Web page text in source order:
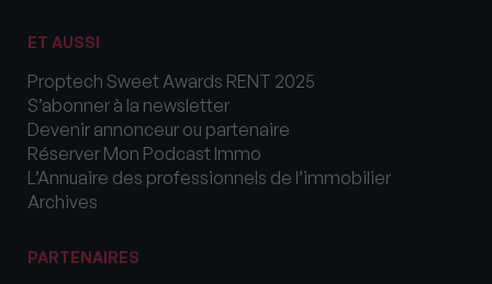
ET AUSSI
Proptech Sweet Awards RENT 2025
S’abonner à la newsletter
Devenir annonceur ou partenaire
Réserver Mon Podcast Immo
L’Annuaire des professionnels de l’immobilier
Archives
PARTENAIRES